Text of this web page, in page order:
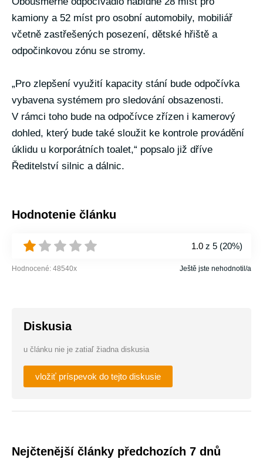
kamiony a 52 míst pro osobní automobily, mobiliář
včetně zastřešených posezení, dětské hřiště a
odpočinkovou zónu se stromy.
„Pro zlepšení využití kapacity stání bude odpočívka
vybavena systémem pro sledování obsazenosti.
V rámci toho bude na odpočívce zřízen i kamerový
dohled, který bude také sloužit ke kontrole provádění
úklidu u korporátních toalet,“ popsalo již dříve
Ředitelství silnic a dálnic.
Hodnotenie článku
1.0 z 5 (20%)
Hodnocené: 48540x Ještě jste nehodnotil/a
Diskusia
u článku nie je zatiaľ žiadna diskusia
vložiť príspevok do tejto diskusie
Nejčtenější články předchozích 7 dnů